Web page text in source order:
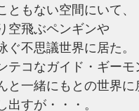
もない空間にいて、
空飛ぶペンギンや
ぐ不思議世界に居た。
テコなガイド・ギーモ
と一緒にもとの世界に
出すが・・・。